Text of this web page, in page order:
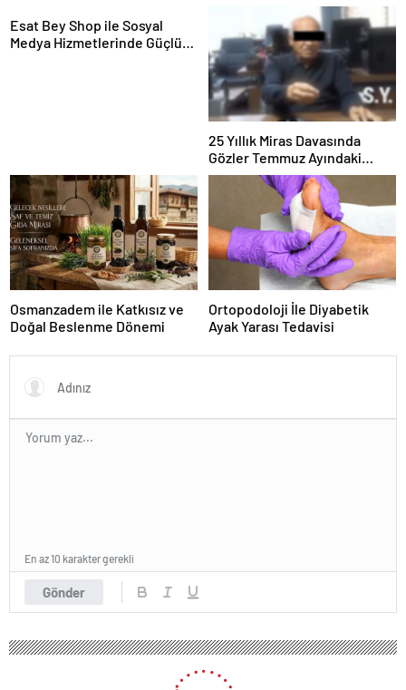
Esat Bey Shop ile Sosyal
Medya Hizmetlerinde Güçlü
25 Yıllık Miras Davasında
Gözler Temmuz Ayındaki
Karar Duruşmasına Çevrildi
Osmanzadem ile Katkısız ve
Doğal Beslenme Dönemi
Ortopodoloji İle Diyabetik
Ayak Yarası Tedavisi
Gönder
En az 10 karakter gerekli